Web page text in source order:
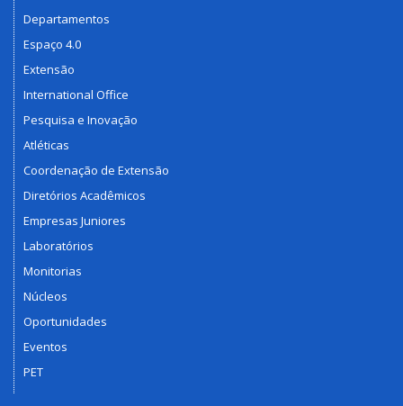
Departamentos
Espaço 4.0
Extensão
International Office
Pesquisa e Inovação
Atléticas
Coordenação de Extensão
Diretórios Acadêmicos
Empresas Juniores
Laboratórios
Monitorias
Núcleos
Oportunidades
Eventos
PET